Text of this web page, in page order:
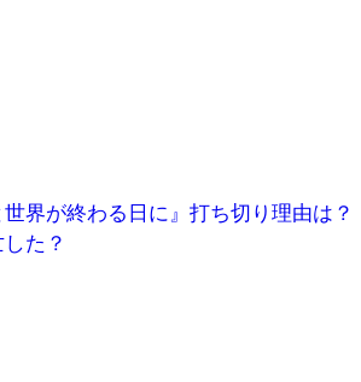
世界が終わる日に』打ち切り理由は？
た？